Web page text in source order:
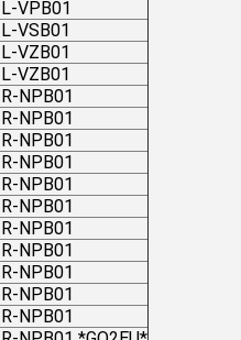
VPB01
VSB01
VZB01
VZB01
NPB01
NPB01
NPB01
NPB01
NPB01
NPB01
NPB01
NPB01
NPB01
NPB01
NPB01